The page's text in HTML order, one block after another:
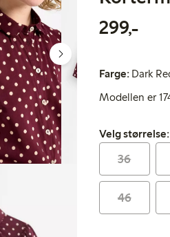
299,-
Farge: Dark
Modellen er
Velg størrelse:
Velg størrelse:
36
46